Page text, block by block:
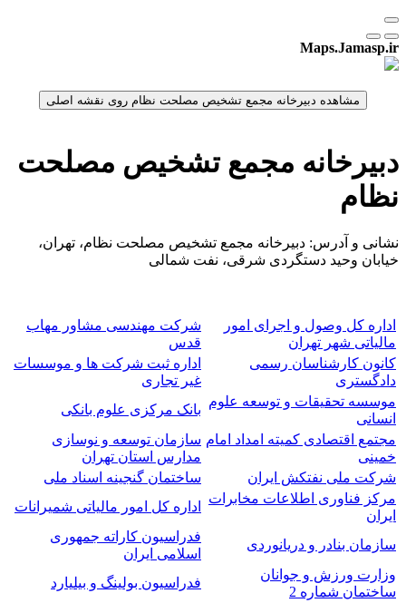
Maps.Jamasp.ir
دبیرخانه مجمع تشخیص مصلحت
نظام
نشانی و آدرس: دبیرخانه مجمع تشخیص مصلحت نظام، تهران،
خیابان وحید دستگردی شرقی، نفت شمالی
اداره کل وصول و اجرای امور
مالیاتی شهر تهران
شرکت مهندسی مشاور مهاب
قدس
کانون کارشناسان رسمی
دادگستری
اداره ثبت شرکت ها و موسسات
غیر تجاری
موسسه تحقیقات و توسعه علوم
انسانی
بانک مرکزی علوم بانکی
مجتمع اقتصادی کمیته امداد امام
خمینی
سازمان توسعه و نوسازی
مدارس استان تهران
شرکت ملی نفتکش ایران
ساختمان گنجینه اسناد ملی
مرکز فناوری اطلاعات مخابرات
ایران
اداره کل امور مالیاتی شمیرانات
سازمان بنادر و دریانوردی
فدراسیون کاراته جمهوری
اسلامی ایران
وزارت ورزش و جوانان
ساختمان شماره 2
فدراسیون بولینگ و بیلیارد